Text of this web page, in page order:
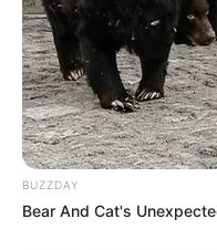
BUZZDAY
Bear And Cat's